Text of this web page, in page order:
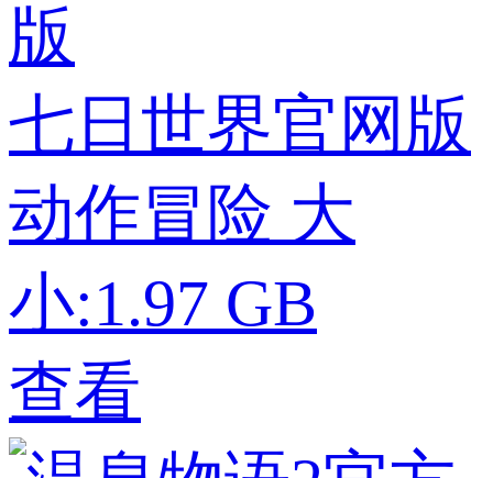
七日世界官网版
动作冒险 大
小:1.97 GB
查看